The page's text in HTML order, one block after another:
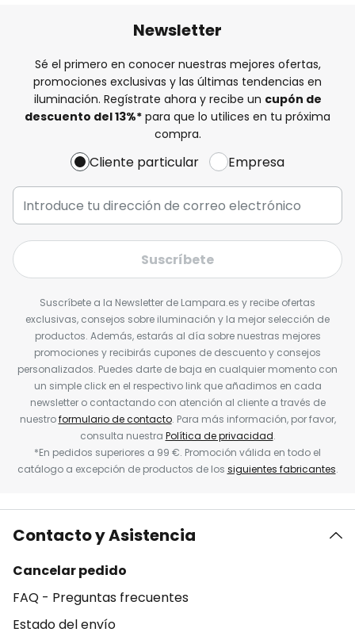
Newsletter
Sé el primero en conocer nuestras mejores ofertas,
promociones exclusivas y las últimas tendencias en
iluminación. Regístrate ahora y recibe un cupón de
descuento del13%* para que lo utilices en tu próxima
compra.
Cliente particular Empresa
Suscríbete
Suscríbete a la Newsletter de Lampara.es y recibe ofertas
exclusivas, consejos sobre iluminación y la mejor selección de
productos. Además, estarás al día sobre nuestras mejores
promociones y recibirás cupones de descuento y consejos
personalizados. Puedes darte de baja en cualquier momento con
un simple click en el respectivo link que añadimos en cada
newsletter o contactando con atención al cliente a través de
nuestroformulario de contacto. Para más información, por favor,
consulta nuestra Política de privacidad.
*En pedidos superiores a 99 €. Promoción válida en todo el
catálogo a excepción de productos de los siguientes fabricantes.
Contacto y Asistencia
Cancelar pedido
FAQ - Preguntas frecuentes
Estado del envío